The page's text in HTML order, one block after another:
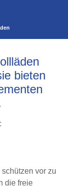
bieten
vor zu
die freie